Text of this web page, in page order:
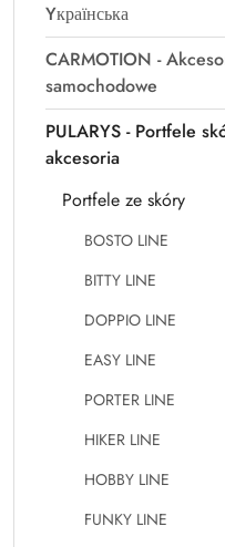
Yкраїнська
CARMOTION -
samochodowe
PULARYS - Portfele
akcesoria
Portfele ze skóry
BOSTO LINE
BITTY LINE
DOPPIO LINE
EASY LINE
PORTER LINE
HIKER LINE
HOBBY LINE
FUNKY LINE